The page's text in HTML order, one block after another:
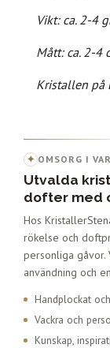
Vikt: ca. 2-4
Mått: ca. 2-4
Kristallen på
✦ OMSORG I
Utvalda
dofter med
Hos
rökelse och
personliga
användning och
Handplockat
Vackra och
Kunskap,